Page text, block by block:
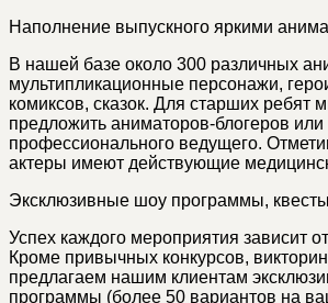
Наполнение выпускного яркими
В нашей базе около 300 различных
мультипликационные персонажи,
комиксов, сказок. Для старших ребят
предложить аниматоров-блогеров или
профессионального ведущего.
актеры имеют действующие
Эксклюзивные шоу программы,
Успех каждого мероприятия зависит
Кроме привычных конкурсов,
предлагаем нашим клиентам
программы (более 50 вариантов на